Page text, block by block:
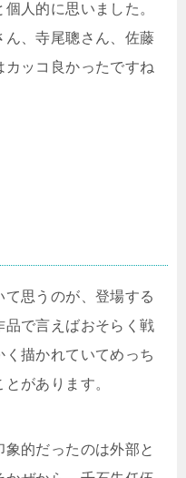
人的に思いました。
、寺尾聰さん、佐藤
ッコ良かったですね
思うのが、登場する
で言えばおそらく戦
描かれていてめっち
があります。
的だったのは外部と